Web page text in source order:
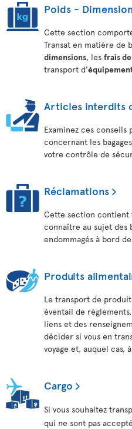
Poids -
Cette section
Transat en matière de
dimensions, les frais
transport d’
Articles interdits
Examinez ces
concernant les
votre contrôle de
Réclamations
Cette section contient
connaître au sujet des
endommagés à bord
Produits
Le transport de
éventail de
liens et des
décider si vous en
voyage et, auquel cas,
Cargo
Si vous souhaitez
qui ne sont pas